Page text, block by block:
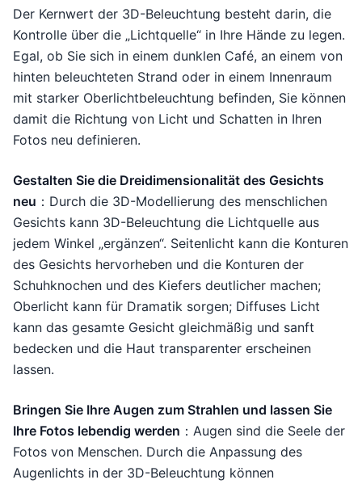
Der Kernwert der 3D-Beleuchtung besteht darin, die
Kontrolle über die „Lichtquelle“ in Ihre Hände zu legen.
Egal, ob Sie sich in einem dunklen Café, an einem von
hinten beleuchteten Strand oder in einem Innenraum
mit starker Oberlichtbeleuchtung befinden, Sie können
damit die Richtung von Licht und Schatten in Ihren
Fotos neu definieren.
Gestalten Sie die Dreidimensionalität des Gesichts
neu ：Durch die 3D-Modellierung des menschlichen
Gesichts kann 3D-Beleuchtung die Lichtquelle aus
jedem Winkel „ergänzen“. Seitenlicht kann die Konturen
des Gesichts hervorheben und die Konturen der
Schuhknochen und des Kiefers deutlicher machen;
Oberlicht kann für Dramatik sorgen; Diffuses Licht
kann das gesamte Gesicht gleichmäßig und sanft
bedecken und die Haut transparenter erscheinen
lassen.
Bringen Sie Ihre Augen zum Strahlen und lassen Sie
Ihre Fotos lebendig werden ：Augen sind die Seele der
Fotos von Menschen. Durch die Anpassung des
Augenlichts in der 3D-Beleuchtung können